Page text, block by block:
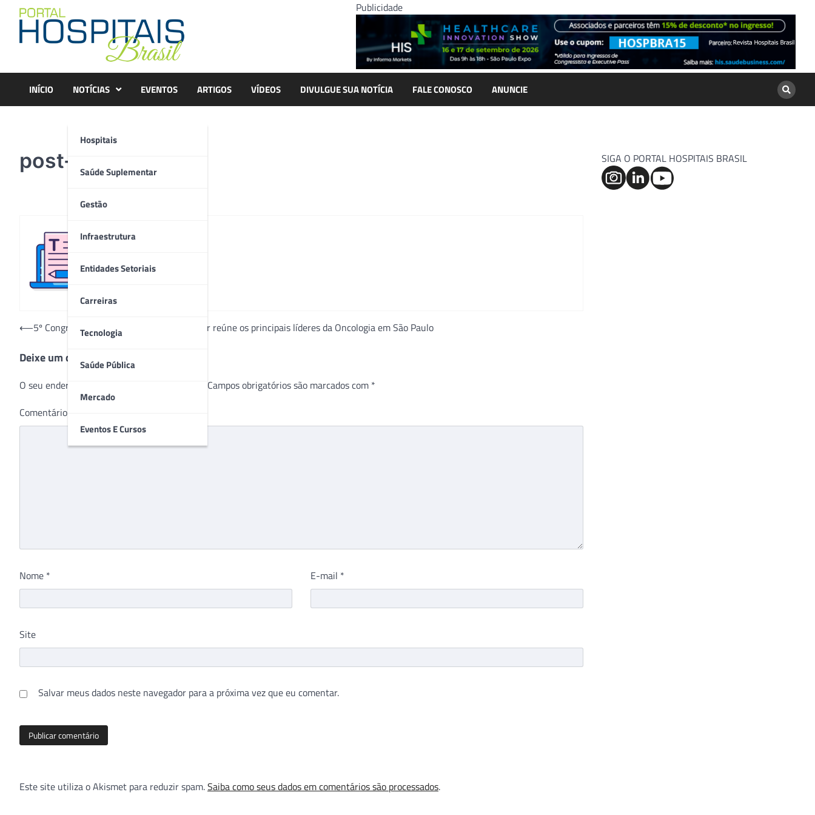
content
Publicidade
INÍCIO NOTÍCIAS
Hospitais
Saúde Suplementar
Gestão
Infraestrutura
Entidades Setoriais
Carreiras
Tecnologia
Saúde Pública
Mercado
Eventos E Cursos
EVENTOS ARTIGOS VÍDEOS DIVULGUE SUA NOTÍCIA FALE CONOSCO ANUNCIE
post-base
Navegação
Post
⟵5º Congresso Todos Juntos Contra o Câncer reúne os principais líderes da Oncologia em São Paulo
Deixe um comentário
O seu endereço de e-mail não será publicado. Campos obrigatórios são marcados com *
Comentário
Nome * E-mail *
Site
Salvar meus dados neste navegador para a próxima vez que eu comentar.
Este site utiliza o Akismet para reduzir spam.Saiba como seus dados em comentários são processados.
SIGA O PORTAL HOSPITAIS BRASIL